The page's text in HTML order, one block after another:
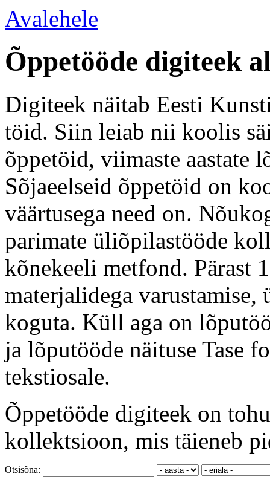
Avalehele
Õppetööde digiteek
Digiteek näitab Eesti
töid. Siin leiab nii koolis
õppetöid, viimaste aastate
Sõjaeelseid õppetöid on
väärtusega need on.
parimate üliõpilastööde
kõnekeeli metfond. Pärast
materjalidega varustamise,
koguta. Küll aga on
ja lõputööde näituse Tase
tekstiosale.
Õppetööde digiteek on
kollektsioon, mis täieneb
Otsisõna: